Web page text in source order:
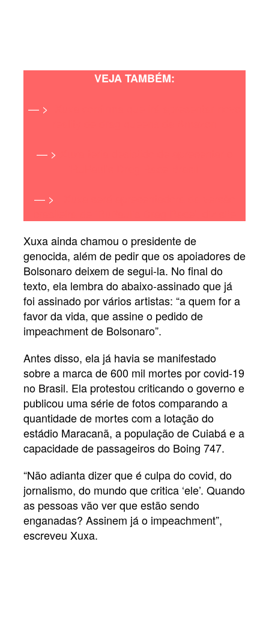
VEJA TAMBÉM:
— >
— >
— >
Xuxa ainda chamou o presidente de
genocida, além de pedir que os apoiadores de
Bolsonaro deixem de segui-la. No final do
texto, ela lembra do abaixo-assinado que já
foi assinado por vários artistas: “a quem for a
favor da vida, que assine o pedido de
impeachment de Bolsonaro”.
Antes disso, ela já havia se manifestado
sobre a marca de 600 mil mortes por covid-19
no Brasil. Ela protestou criticando o governo e
publicou uma série de fotos comparando a
quantidade de mortes com a lotação do
estádio Maracanã, a população de Cuiabá e a
capacidade de passageiros do Boing 747.
“Não adianta dizer que é culpa do covid, do
jornalismo, do mundo que critica ‘ele’. Quando
as pessoas vão ver que estão sendo
enganadas? Assinem já o impeachment”,
escreveu Xuxa.